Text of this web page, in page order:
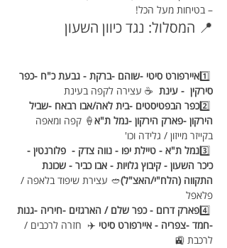
– בטיחות מעל הכל!
📍 המסלול: נגד כיוון השעון
איירפורט סיטי -שוהם -ברקת - גבעת כ"ח -כפר
סירקין  - עינת ☕ עצירה לקפה בעינת
כפר הבפטיסטים -בית לאה/אבו רבאח -שביל
הירקון -פארק הירקון -נמל ת"א🍦 קפה ומאפה
בקייזר מייזון / גלידה וכו'
נמל ת"א - טיילת יפו - נווה צדק -  פלורנטין -
כיכר השעון - קיבוץ גלויות - אבו כביר - שכונת
התקווה (הלח"י/האצ"ל)🥙 עצירת שיפוד בלאפה /
פלאפל
פארק דרום - כפר שלם / הארגזים -חיריה -גנות
-חמד -צפריה - איירפורט סיטי ✈️  חזרה לרכבים /
לרכבת 🚉